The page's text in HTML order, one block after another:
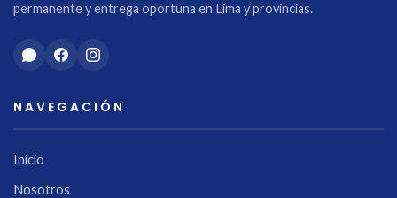
permanente y entrega oportuna en Lima y provincias.
NAVEGACIÓN
Inicio
Nosotros